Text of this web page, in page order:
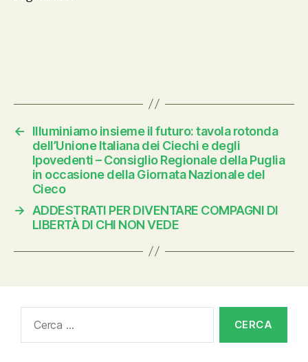
←
Illuminiamo insieme il futuro: tavola rotonda
dell’Unione Italiana dei Ciechi e degli
Ipovedenti – Consiglio Regionale della Puglia
in occasione della Giornata Nazionale del
Cieco
→
ADDESTRATI PER DIVENTARE COMPAGNI DI
LIBERTÀ DI CHI NON VEDE